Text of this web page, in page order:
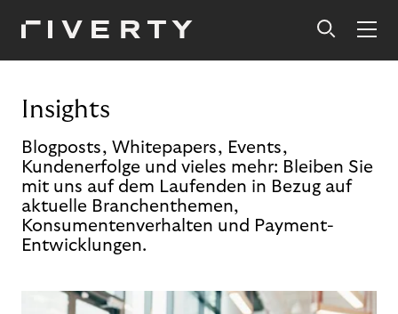
Insights
Blogposts, Whitepapers, Events,
Kundenerfolge und vieles mehr: Bleiben Sie
mit uns auf dem Laufenden in Bezug auf
aktuelle Branchenthemen,
Konsumentenverhalten und Payment-
Entwicklungen.